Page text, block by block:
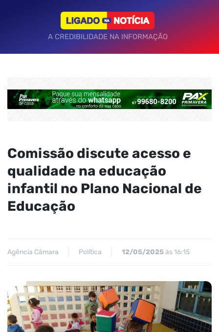
A CREDIBILIDADE NA INFORMAÇÃO
Comissão discute acesso e
qualidade na educação
infantil no Plano Nacional de
Educação
Agência Câmara Política 12/05/2025às 16:15